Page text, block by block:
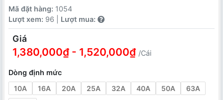
Mã đặt hàng: 1054
Lượt xem: 96 | Lượt mua:
Giá
1,380,000₫ - 1,520,000₫ /Cái
Dòng định mức
10A
16A 20A 25A 32A 40A 50A
63A